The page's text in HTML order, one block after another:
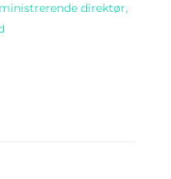
direktør,